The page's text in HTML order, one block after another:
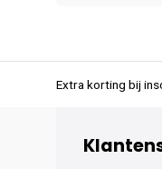
Extra korting bij